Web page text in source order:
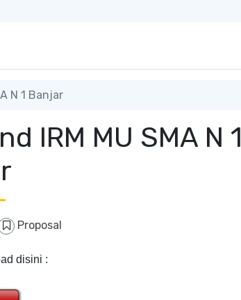
N 1 Banjar
IRM MU SMA N 1
Proposal
disini :